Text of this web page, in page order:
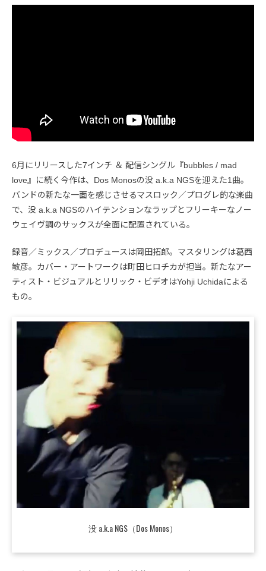
6月にリリースした7インチ ＆ 配信シングル『bubbles / mad
love』に続く今作は、Dos Monosの没 a.k.a NGSを迎えた1曲。
バンドの新たな一面を感じさせるマスロック／プログレ的な楽曲
で、没 a.k.a NGSのハイテンションなラップとフリーキーなノー
ウェイヴ調のサックスが全面に配置されている。
録音／ミックス／プロデュースは岡田拓郎。マスタリングは葛西
敏彦。カバー・アートワークは町田ヒロチカが担当。新たなアー
ティスト・ビジュアルとリリック・ビデオはYohji Uchidaによる
もの。
没 a.k.a NGS（Dos Monos）